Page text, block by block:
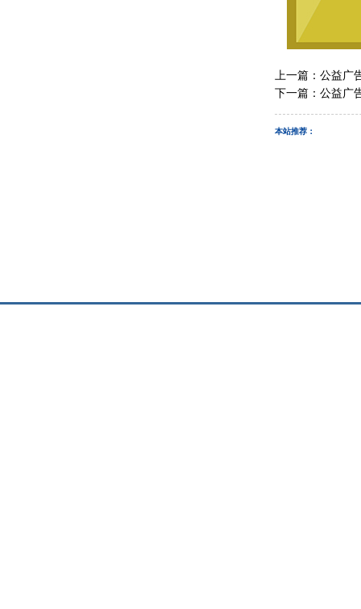
上一篇： 公益广
下一篇： 公益广
本站推荐：